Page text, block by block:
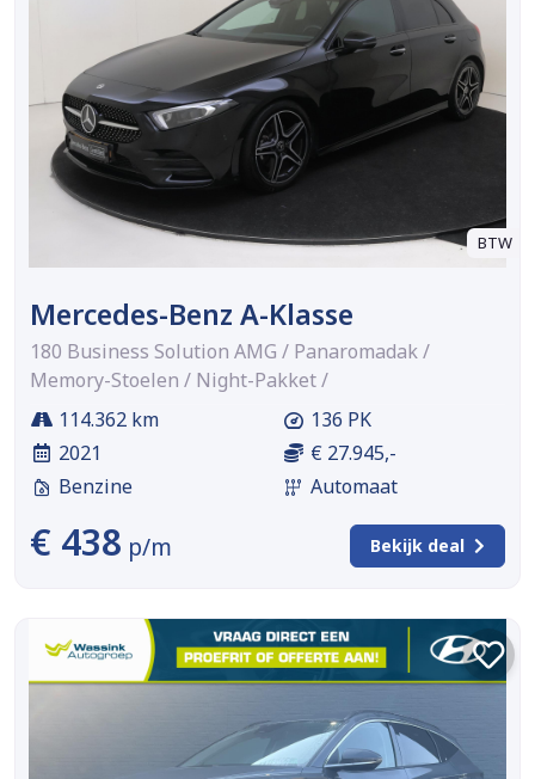
BTW
Mercedes-Benz A-Klasse
180 Business Solution AMG / Panaromadak /
Memory-Stoelen / Night-Pakket /
114.362 km
2021
Benzine
136 PK
€ 27.945,-
Automaat
€ 438 p/m Bekijk deal